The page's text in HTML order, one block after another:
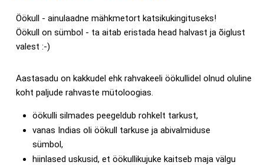
Öökull - ainulaadne mähkmetort katsikukingituseks!
Öökull on sümbol - ta aitab eristada head halvast ja õiglust
valest :-)
Aastasadu on kakkudel ehk rahvakeeli öökullidel olnud oluline
koht paljude rahvaste mütoloogias.
öökulli silmades peegeldub rohkelt tarkust,
vanas Indias oli öökull tarkuse ja abivalmiduse
sümbol,
hiinlased uskusid, et öökullikujuke kaitseb maja välgu